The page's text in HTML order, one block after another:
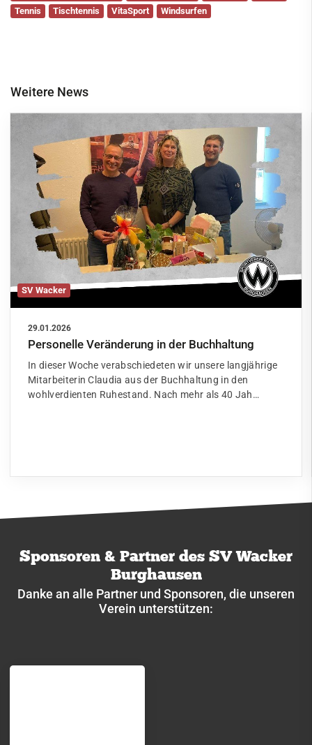
Tennis Tischtennis VitaSport Windsurfen
Weitere News
SV Wacker
29.01.2026
Personelle Veränderung in der Buchhaltung
In dieser Woche verabschiedeten wir unsere langjährige
Mitarbeiterin Claudia aus der Buchhaltung in den
wohlverdienten Ruhestand. Nach mehr als 40 Jah…
Sponsoren & Partner des SV Wacker
Burghausen
Danke an alle Partner und Sponsoren, die unseren
Verein unterstützen: